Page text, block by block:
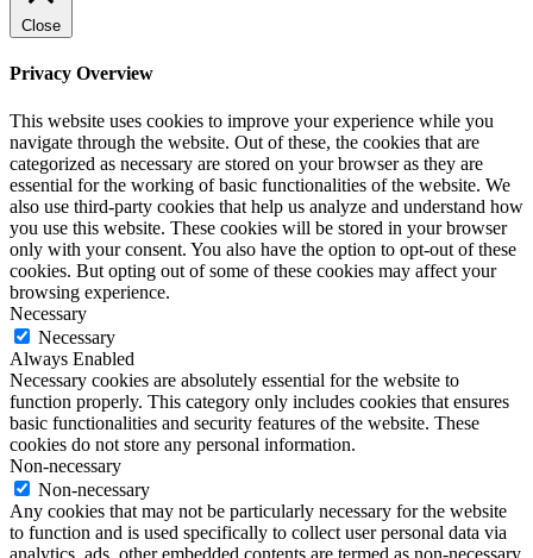
Close
Privacy Overview
This website uses cookies to improve your experience while you
navigate through the website. Out of these, the cookies that are
categorized as necessary are stored on your browser as they are
essential for the working of basic functionalities of the website. We
also use third-party cookies that help us analyze and understand how
you use this website. These cookies will be stored in your browser
only with your consent. You also have the option to opt-out of these
cookies. But opting out of some of these cookies may affect your
browsing experience.
Necessary
Necessary
Always Enabled
Necessary cookies are absolutely essential for the website to
function properly. This category only includes cookies that ensures
basic functionalities and security features of the website. These
cookies do not store any personal information.
Non-necessary
Non-necessary
Any cookies that may not be particularly necessary for the website
to function and is used specifically to collect user personal data via
analytics, ads, other embedded contents are termed as non-necessary